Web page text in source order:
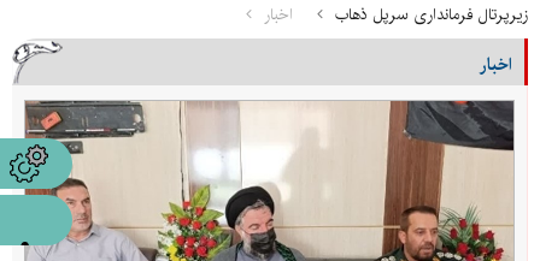
زیرپرتال فرمانداری سرپل ذهاب اخبار
اخبار